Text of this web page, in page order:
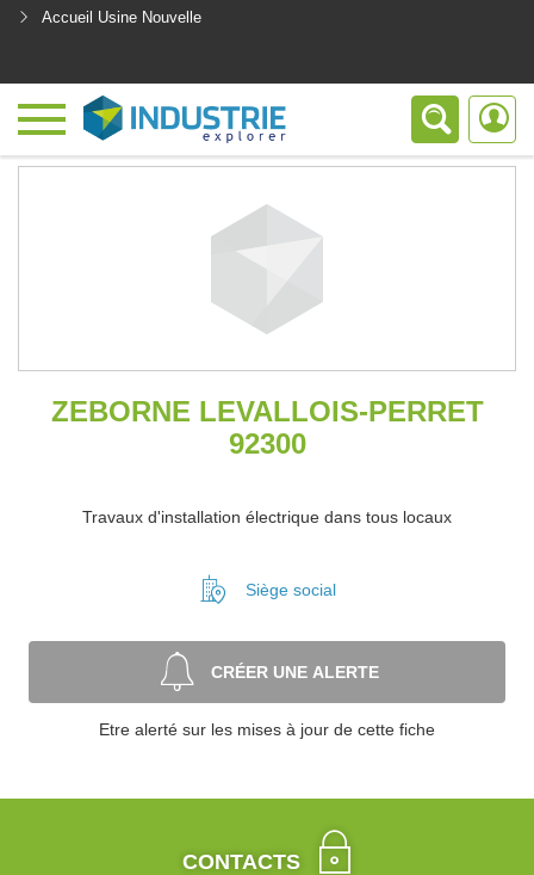
Accueil Usine Nouvelle
ZEBORNE LEVALLOIS-PERRET
92300
Travaux d'installation électrique dans tous locaux
Siège social
CRÉER UNE ALERTE
Etre alerté sur les mises à jour de cette fiche
CONTACTS